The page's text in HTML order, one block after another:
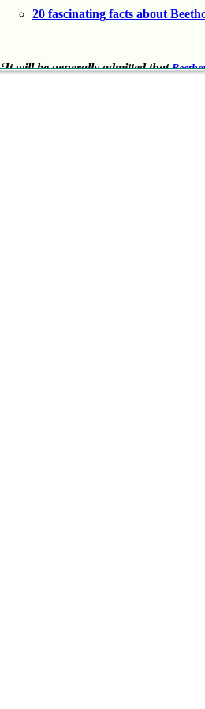
20 fascinating facts about
‘It will be generally admitted that